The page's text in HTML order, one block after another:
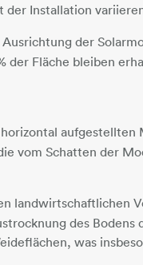
Installation
der
der Fläche bleiben
aufgestellten
vom Schatten der
landwirtschaftlichen
des Bodens
was